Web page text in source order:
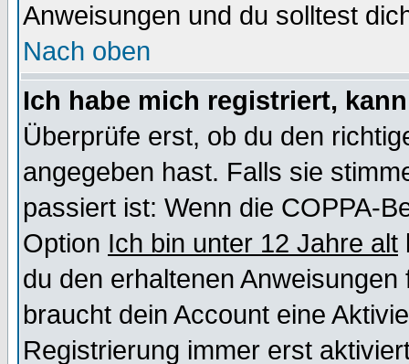
Anweisungen und du solltest
Nach oben
Ich habe mich registriert,
Überprüfe erst, ob du den
angegeben hast. Falls sie
passiert ist: Wenn die COPPA-
Option Ich bin unter 12 Jahre alt
du den erhaltenen
braucht dein Account eine
Registrierung immer erst